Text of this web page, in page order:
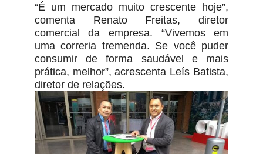
“É um mercado muito crescente hoje”,
comenta Renato Freitas, diretor
comercial da empresa. “Vivemos em
uma correria tremenda. Se você puder
consumir de forma saudável e mais
prática, melhor”, acrescenta Leís Batista,
diretor de relações.